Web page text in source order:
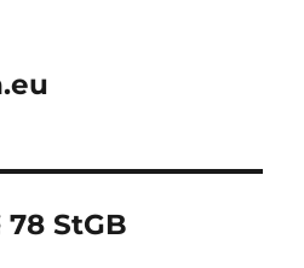
78 StGB